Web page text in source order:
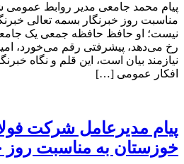
پیام محمد جامعی مدیر روابط عمومی
مناسبت روز خبرنگار بسمه تعالی
نیست؛ او حافظ حافظه جمعی یک
رخ می‌دهد، پیشرفتی رقم می‌خورد،
نیازمند بیان است، این قلم و نگاه
افکار عمومی […]
پیام مدیرعامل شرکت
خوزستان به مناسبت روز